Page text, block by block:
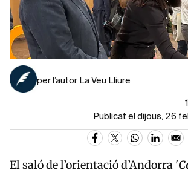
per l’autor La Veu Lliure
Publicat el dijous, 26
El saló de l’orientació d’Andorra '